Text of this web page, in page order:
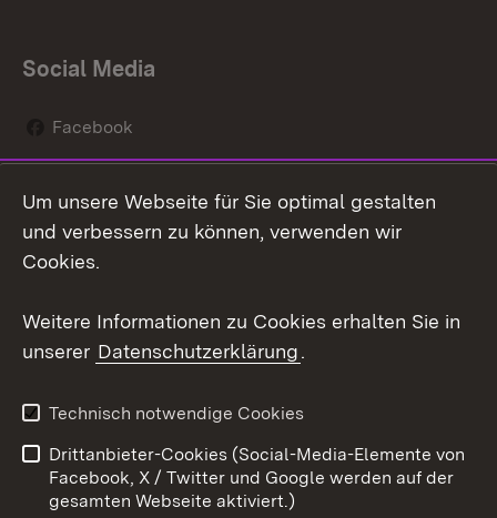
Social Media
Facebook
Social Wall
Youtube
Kontakt
Datenschutz
Barrierefreiheit
Impressum Cookies
Um unsere Webseite für Sie optimal gestalten
und verbessern zu können, verwenden wir
Cookies.
Weitere Informationen zu Cookies erhalten Sie in
unserer Datenschutzerklärung.
Technisch notwendige Cookies
Drittanbieter-Cookies (Social-Media-Elemente von
Facebook, X / Twitter und Google werden auf der
gesamten Webseite aktiviert.)